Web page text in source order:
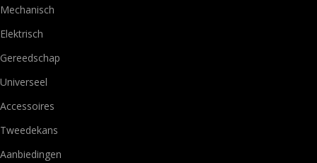
Mechanisch
Elektrisch
Gereedschap
Universeel
Accessoires
Tweedekans
Aanbiedingen